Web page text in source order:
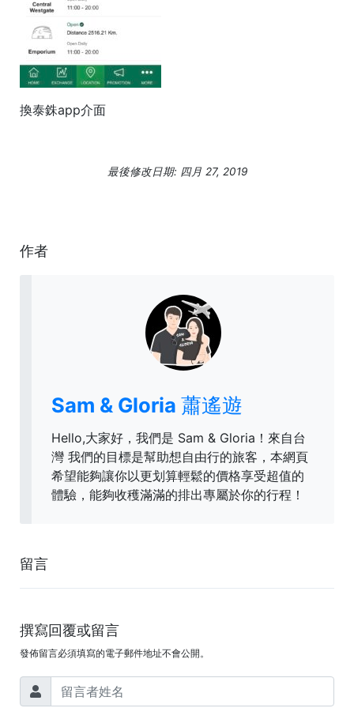
換泰銖app介面
最後修改日期: 四月 27, 2019
作者
Sam & Gloria 蕭遙遊
Hello,大家好，我們是 Sam & Gloria！來自台
灣 我們的目標是幫助想自由行的旅客，本網頁
希望能夠讓你以更划算輕鬆的價格享受超值的
體驗，能夠收穫滿滿的排出專屬於你的行程！
留言
撰寫回覆或留言
發佈留言必須填寫的電子郵件地址不會公開。